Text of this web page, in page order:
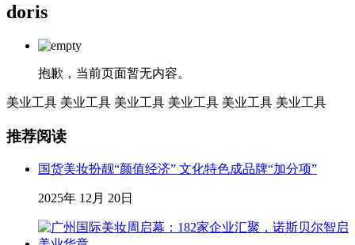
doris
抱歉，当前页面暂无内容。
美业工具 美业工具 美业工具 美业工具 美业工具 美业工具
推荐阅读
国货美妆扮靓“颜值经济” 文化特色成品牌“加分项”
2025年 12月 20日